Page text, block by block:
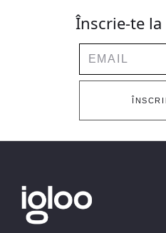
Înscrie-te
Email